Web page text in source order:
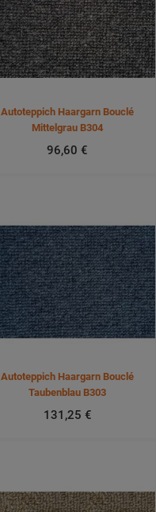
Autoteppich Haargarn Bouclé
Mittelgrau B304
96,60 €
Autoteppich Haargarn Bouclé
Taubenblau B303
131,25 €